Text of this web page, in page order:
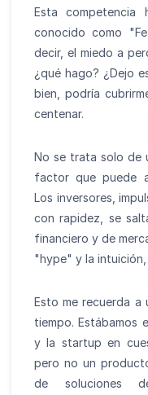
Esta
conocido como
decir, el miedo a
¿qué hago? ¿Dejo
bien, podría
centenar.
No se trata solo de
factor que puede
Los inversores,
con rapidez, se
financiero y de
"hype" y la
Esto me recuerda a
tiempo. Estábamos
y la startup en
pero no un
de soluciones